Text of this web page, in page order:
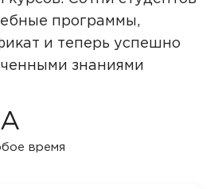
программы,
и теперь успешно
знаниями
время